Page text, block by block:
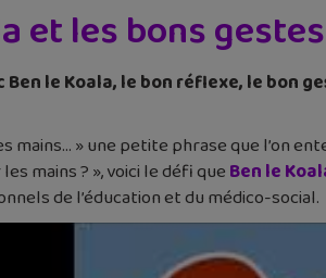
et les bons
le Koala, le bon réflexe, le bon
mains… » une petite phrase que l’on
mains ? », voici le défi queBen le
de l’éducation et du médico-social.